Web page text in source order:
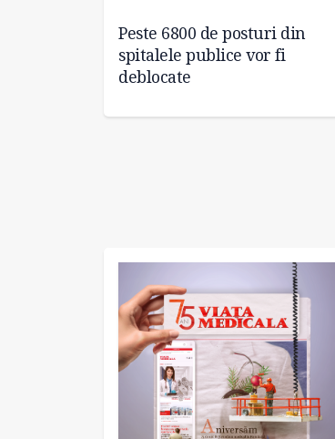
Peste 6800 de posturi din
spitalele publice vor fi
deblocate